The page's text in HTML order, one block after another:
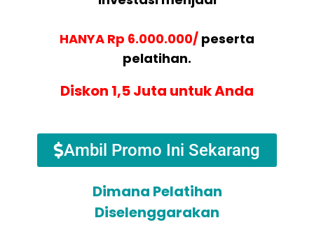
HANYA Rp 6.000.000/ peserta
pelatihan.
Diskon 1,5 Juta untuk Anda
Ambil Promo Ini Sekarang
Dimana Pelatihan
Diselenggarakan